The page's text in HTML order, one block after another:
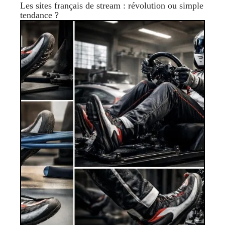
Les sites français de stream : révolution ou simple
tendance ?